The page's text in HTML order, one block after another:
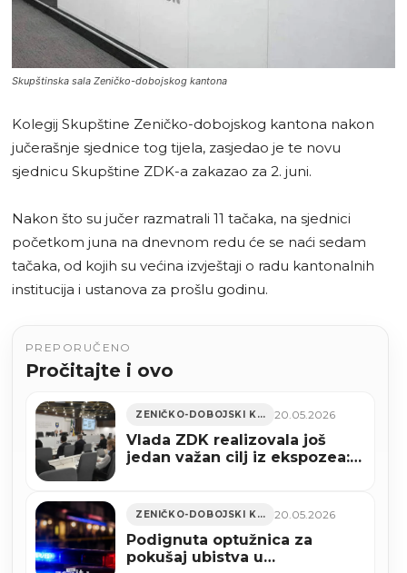
Skupštinska sala Zeničko-dobojskog kantona
Kolegij Skupštine Zeničko-dobojskog kantona nakon
jučerašnje sjednice tog tijela, zasjedao je te novu
sjednicu Skupštine ZDK-a zakazao za 2. juni.
Nakon što su jučer razmatrali 11 tačaka, na sjednici
početkom juna na dnevnom redu će se naći sedam
tačaka, od kojih su većina izvještaji o radu kantonalnih
institucija i ustanova za prošlu godinu.
PREPORUČENO
Pročitajte i ovo
ZENIČKO-DOBOJSKI KANTON 20.05.2026
Vlada ZDK realizovala još
jedan važan cilj iz ekspozea:
ZENIČKO-DOBOJSKI KANTON 20.05.2026
Podignuta optužnica za
pokušaj ubistva u